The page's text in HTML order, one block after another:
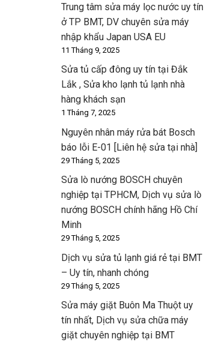
Trung tâm sửa máy lọc nước uy tín
ở TP BMT, DV chuyên sửa máy
nhập khẩu Japan USA EU
11 Tháng 9, 2025
Sửa tủ cấp đông uy tín tại Đắk
Lắk , Sửa kho lạnh tủ lạnh nhà
hàng khách sạn
1 Tháng 7, 2025
Nguyên nhân máy rửa bát Bosch
báo lỗi E-01 [Liên hệ sửa tại nhà]
29 Tháng 5, 2025
Sửa lò nướng BOSCH chuyên
nghiệp tại TPHCM, Dịch vụ sửa lò
nướng BOSCH chính hãng Hồ Chí
Minh
29 Tháng 5, 2025
Dịch vụ sửa tủ lạnh giá rẻ tại BMT
– Uy tín, nhanh chóng
29 Tháng 5, 2025
Sửa máy giặt Buôn Ma Thuột uy
tín nhất, Dịch vụ sửa chữa máy
giặt chuyên nghiệp tại BMT